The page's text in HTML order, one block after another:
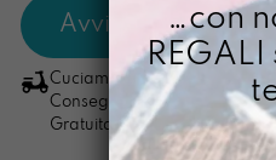
Cuciamo ogni ordine nel
Consegna in 4/5 giorni
Gratuita per ordini di importo
…con